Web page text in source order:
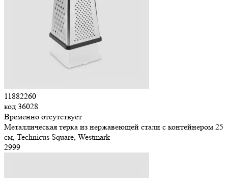
11882260
код 36028
Временно отсутствует
Металлическая терка из нержавеющей стали с контейнером 25
см, Technicus Square, Westmark
2999